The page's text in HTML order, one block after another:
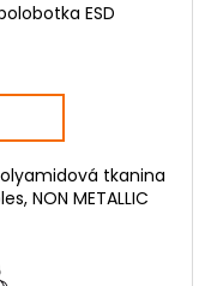
ESD
tkanina
NON METALLIC